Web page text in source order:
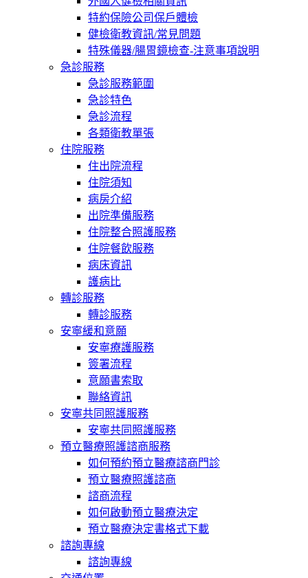
特約保險公司保戶體檢
健檢衛教資訊/常見問題
特殊儀器/腸胃鏡檢查-注意事項說明
急診服務
急診服務範圍
急診特色
急診流程
各類衛教單張
住院服務
住出院流程
住院須知
病房介紹
出院準備服務
住院整合照護服務
住院餐飲服務
病床資訊
護病比
轉診服務
轉診服務
安寧緩和意願
安寧療護服務
簽署流程
意願書索取
聯絡資訊
安寧共同照護服務
安寧共同照護服務
預立醫療照護諮商服務
如何預約預立醫療諮商門診
預立醫療照護諮商
諮商流程
如何啟動預立醫療決定
預立醫療決定書格式下載
諮詢專線
諮詢專線